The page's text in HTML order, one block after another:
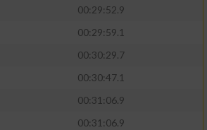
00:29:52.9
00:29:59.1
00:30:29.7
00:30:47.1
00:31:06.9
00:31:06.9